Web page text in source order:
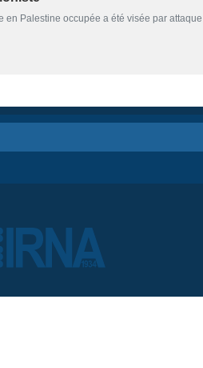
Palestine occupée a été visée par